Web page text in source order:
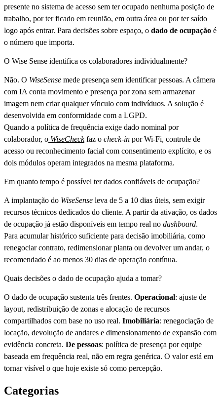
presente no sistema de acesso sem ter ocupado nenhuma posição de
trabalho, por ter ficado em reunião, em outra área ou por ter saído
logo após entrar. Para decisões sobre espaço, o dado de ocupação é
o número que importa.
O Wise Sense identifica os colaboradores individualmente?
Não. O WiseSense mede presença sem identificar pessoas. A câmera
com IA conta movimento e presença por zona sem armazenar
imagem nem criar qualquer vínculo com indivíduos. A solução é
desenvolvida em conformidade com a LGPD.
Quando a política de frequência exige dado nominal por
colaborador, o WiseCheckfaz o check-in por Wi-Fi, controle de
acesso ou reconhecimento facial com consentimento explícito, e os
dois módulos operam integrados na mesma plataforma.
Em quanto tempo é possível ter dados confiáveis de ocupação?
A implantação do WiseSense leva de 5 a 10 dias úteis, sem exigir
recursos técnicos dedicados do cliente. A partir da ativação, os dados
de ocupação já estão disponíveis em tempo real no dashboard.
Para acumular histórico suficiente para decisão imobiliária, como
renegociar contrato, redimensionar planta ou devolver um andar, o
recomendado é ao menos 30 dias de operação contínua.
Quais decisões o dado de ocupação ajuda a tomar?
O dado de ocupação sustenta três frentes. Operacional: ajuste de
layout, redistribuição de zonas e alocação de recursos
compartilhados com base no uso real. Imobiliária: renegociação de
locação, devolução de andares e dimensionamento de expansão com
evidência concreta. De pessoas: política de presença por equipe
baseada em frequência real, não em regra genérica. O valor está em
tornar visível o que hoje existe só como percepção.
Categorias